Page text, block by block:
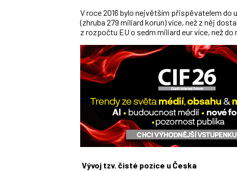
V roce 2016 bylo největším přispěvatelem do
(zhruba 279 miliard korun) více, než z něj
z rozpočtu EU o sedm miliard eur více, než do
Vývoj tzv. čisté pozice u Česka